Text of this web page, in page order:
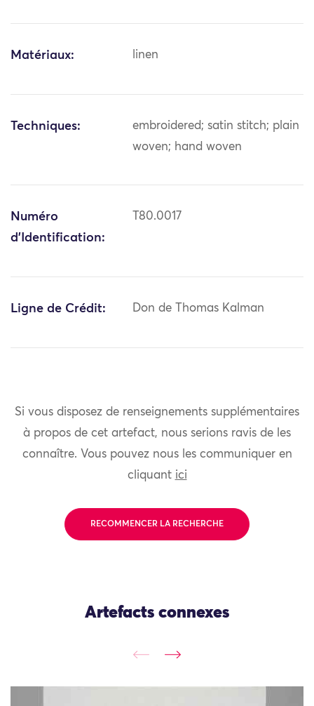
Matériaux: linen
Techniques:
embroidered; satin stitch; plain
woven; hand woven
Numéro
d'Identification:
T80.0017
Ligne de Crédit: Don de Thomas Kalman
Si vous disposez de renseignements supplémentaires
à propos de cet artefact, nous serions ravis de les
connaître. Vous pouvez nous les communiquer en
cliquant ici
RECOMMENCER LA RECHERCHE
Artefacts connexes